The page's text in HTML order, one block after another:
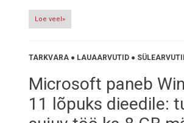
Loe veel»
TARKVARA ● LAUAARVUTID ●
Microsoft paneb
11 lõpuks dieedile: